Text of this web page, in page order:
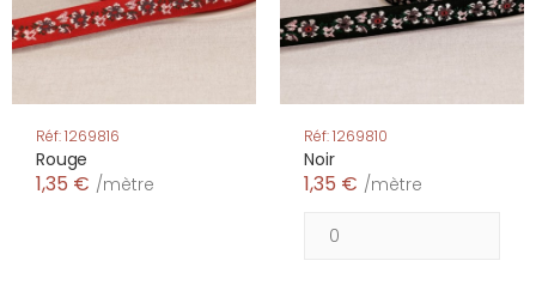
Réf: 1269816
Rouge
1,35 € /mètre
Réf: 1269810
Noir
1,35 € /mètre